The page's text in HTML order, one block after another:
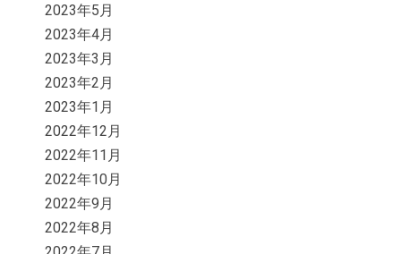
2023年5月
2023年4月
2023年3月
2023年2月
2023年1月
2022年12月
2022年11月
2022年10月
2022年9月
2022年8月